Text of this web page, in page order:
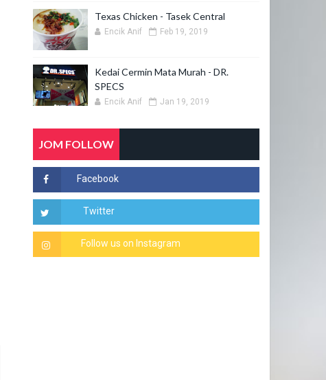
Texas Chicken - Tasek Central
Encik Anif Feb 19, 2019
Kedai Cermin Mata Murah - DR.
SPECS
Encik Anif Jan 19, 2019
JOM FOLLOW